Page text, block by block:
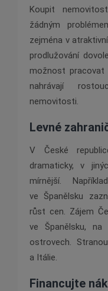
Koupit
žádným
zejména v
prodlužování
možnost
nahrávají
nemovitosti.
Levné
V České
dramaticky, v
mírnější.
ve Španělsku
růst cen. Zájem
ve Španělsku, na
ostrovech.
a Itálie.
Financujte